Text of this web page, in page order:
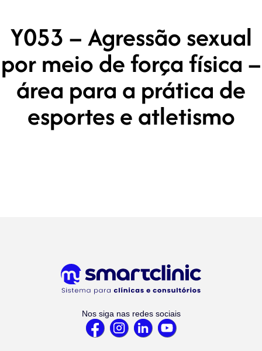
Y053 – Agressão sexual
por meio de força física –
área para a prática de
esportes e atletismo
Nos siga nas redes sociais